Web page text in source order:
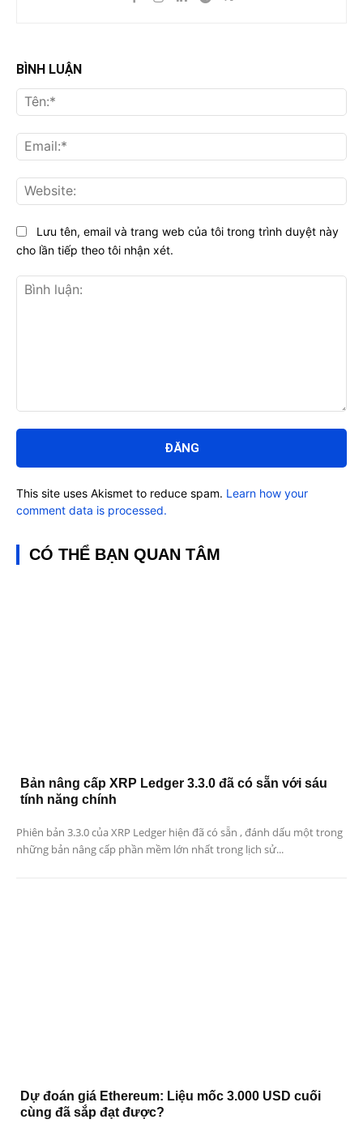
BÌNH LUẬN
luận:
Lưu tên, email và trang web của tôi trong trình duyệt này
cho lần tiếp theo tôi nhận xét.
This site uses Akismet to reduce spam. Learn how your
comment data is processed.
CÓ THỂ BẠN QUAN TÂM
Bản nâng cấp XRP Ledger 3.3.0 đã có sẵn với sáu
tính năng chính
Phiên bản 3.3.0 của XRP Ledger hiện đã có sẵn , đánh dấu một trong
những bản nâng cấp phần mềm lớn nhất trong lịch sử...
Dự đoán giá Ethereum: Liệu mốc 3.000 USD cuối
cùng đã sắp đạt được?